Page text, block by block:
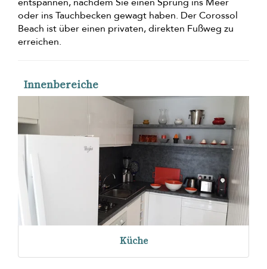
oder ins Tauchbecken gewagt haben. Der Corossol
Beach ist über einen privaten, direkten Fußweg zu
erreichen.
Innenbereiche
Küche